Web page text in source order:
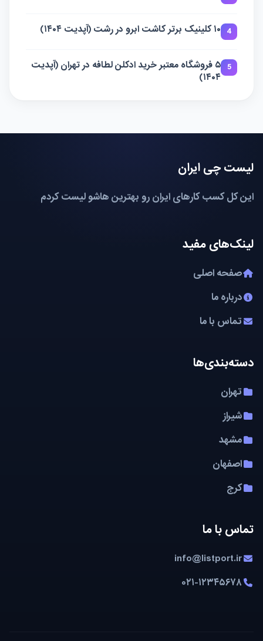
4 ۱۰ کلینیک برتر کاشت ابرو در رشت (آپدیت ۱۴۰۴)
5
۵ فروشگاه معتبر خرید ادکلن لطافه در تهران (آپدیت
۱۴۰۴)
لیست چی ایران
این کل کسب کارهای ایران رو بهترین هاشو لیست کردم
لینک‌های مفید
صفحه اصلی
درباره ما
تماس با ما
دسته‌بندی‌ها
تهران
شیراز
مشهد
اصفهان
کرج
تماس با ما
info@listport.ir
۰۲۱-۱۲۳۴۵۶۷۸